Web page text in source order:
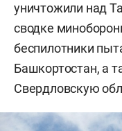
уничтожили над
сводке
беспилотники
Башкортостан, а
Свердловскую